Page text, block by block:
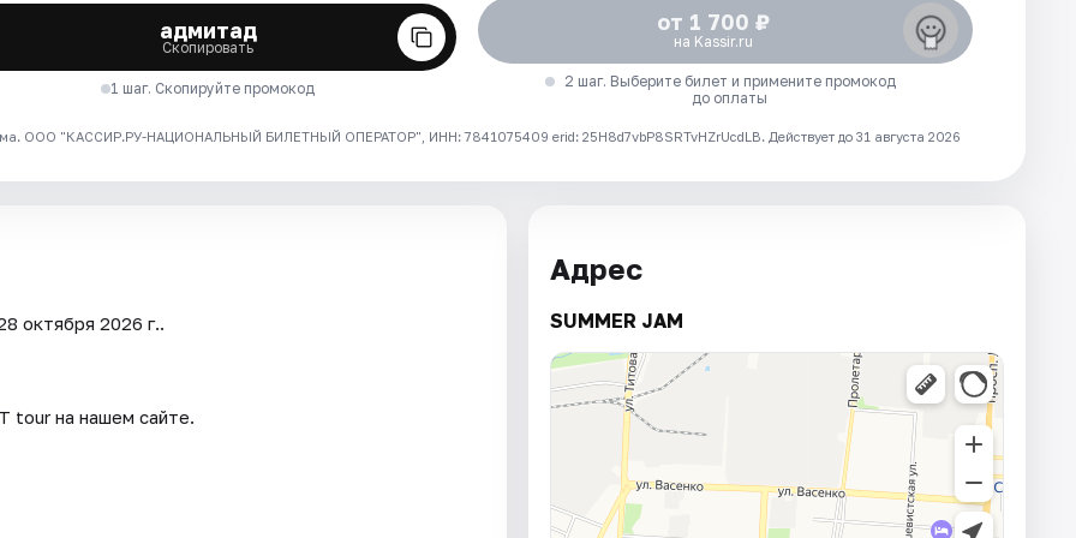
адмитад
Скопировать
1 шаг. Скопируйте промокод
от 1 700 ₽
на Kassir.ru
2 шаг. Выберите билет и примените промокод
до оплаты
ООО "КАССИР.РУ-НАЦИОНАЛЬНЫЙ БИЛЕТНЫЙ ОПЕРАТОР", ИНН: 7841075409 erid: 25H8d7vbP8SRTvHZrUcdLB. Действует до 31 августа 2026
октября 2026 г..
tour на нашем сайте.
Адрес
SUMMER JAM